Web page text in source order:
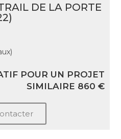
DE LA PORTE
POUR UN PROJET
SIMILAIRE 860 €